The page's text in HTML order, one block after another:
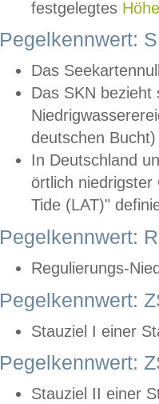
festgelegtes
Pegelkennwert:
Das
Das SKN
deutschen
In Deutschland
örtlich
Tide (LAT)"
Pegelkennwert:
Regulierungs-
Pegelkennwert:
Stauziel I einer
Pegelkennwert:
Stauziel II einer